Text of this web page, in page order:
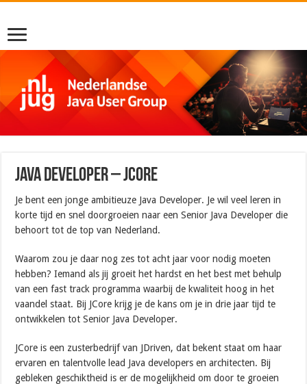
Java Developer – JCore
Je bent een jonge ambitieuze Java Developer. Je wil veel leren in
korte tijd en snel doorgroeien naar een Senior Java Developer die
behoort tot de top van Nederland.
Waarom zou je daar nog zes tot acht jaar voor nodig moeten
hebben? Iemand als jij groeit het hardst en het best met behulp
van een fast track programma waarbij de kwaliteit hoog in het
vaandel staat. Bij JCore krijg je de kans om je in drie jaar tijd te
ontwikkelen tot Senior Java Developer.
JCore is een zusterbedrijf van JDriven, dat bekent staat om haar
ervaren en talentvolle lead Java developers en architecten. Bij
gebleken geschiktheid is er de mogelijkheid om door te groeien